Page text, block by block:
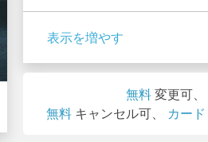
表示を増やす
無料変更可、
無料キャンセル可、 カード